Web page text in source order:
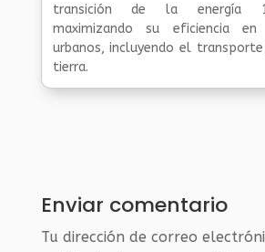
transición de la energía
maximizando su eficiencia
urbanos, incluyendo el
tierra.
Enviar comentario
Tu dirección de correo